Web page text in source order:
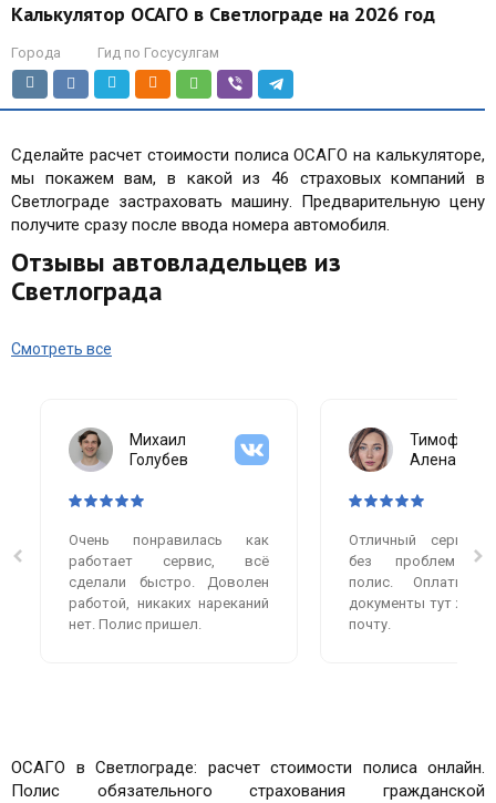
Калькулятор ОСАГО в Светлограде на 2026 год
Города Гид по Госусулгам
Сделайте расчет стоимости полиса ОСАГО на калькуляторе,
мы покажем вам, в какой из 46 страховых компаний в
Светлограде застраховать машину. Предварительную цену
получите сразу после ввода номера автомобиля.
Отзывы автовладельцев из
Светлограда
Смотреть все
Михаил
Голубев
Очень понравилась как
работает сервис, всё
сделали быстро. Доволен
работой, никаких нареканий
нет. Полис пришел.
Тимофеева
Алена
Отличный сервис.
без проблем
полис.
документы тут же
почту.
ОСАГО в Светлограде: расчет стоимости полиса онлайн.
Полис обязательного страхования гражданской